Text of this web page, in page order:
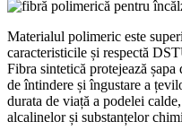
Materialul polimeric este
caracteristicile și respectă
Fibra sintetică protejează
de întindere și îngustare a
durata de viață a podelei
alcalinelor și substanțelor